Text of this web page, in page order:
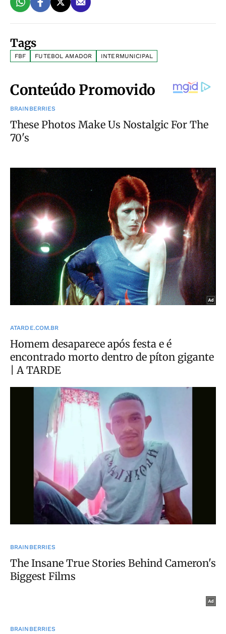
Tags
FBF FUTEBOL AMADOR INTERMUNICIPAL